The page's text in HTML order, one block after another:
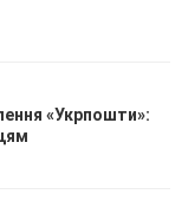
«Укрпошти»: